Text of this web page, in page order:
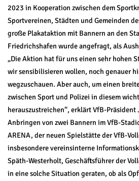
2023 in Kooperation zwischen dem
Sportvereinen, Städten und Gemeinden
große Plakataktion mit Bannern an den
Friedrichshafen wurde angefragt, als
„Die Aktion hat für uns einen sehr hohen
wir sensibilisieren wollen, noch genauer
wegzuschauen. Aber auch, um einen
zwischen Sport und Polizei in diesem
herauszustreichen“, erklärt VfB-Präsident
Anbringen von zwei Bannern im VfB-
ARENA, der neuen Spielstätte der VfB-
insbesondere vereinsinterne
Späth-Westerholt, Geschäftsführer der
in eine solche Situation geraten, ob als